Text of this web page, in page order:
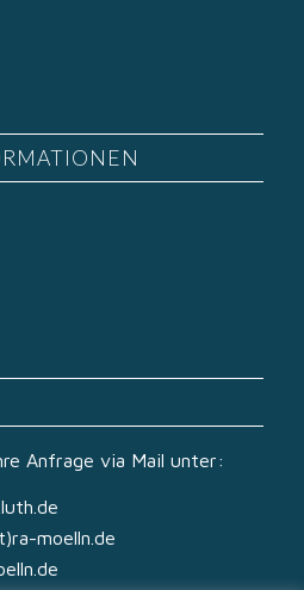
Anfrage via Mail unter:
moelln.de